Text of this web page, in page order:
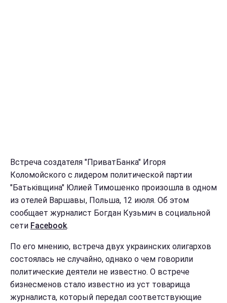
Встреча создателя "ПриватБанка" Игоря
Коломойского с лидером политической партии
"Батьківщина" Юлией Тимошенко произошла в одном
из отелей Варшавы, Польша, 12 июля. Об этом
сообщает журналист Богдан Кузьмич в социальной
сети Facebook.
По его мнению, встреча двух украинских олигархов
состоялась не случайно, однако о чем говорили
политические деятели не известно. О встрече
бизнесменов стало известно из уст товарища
журналиста, который передал соответствующие